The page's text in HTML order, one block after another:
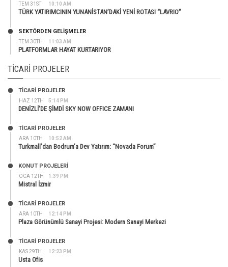
TEM 31ST 10:10 AM
TÜRK YATIRIMCININ YUNANİSTAN’DAKİ YENİ ROTASI “LAVRIO”
TEM 30TH 11:03 AM
SEKTÖRDEN GELIŞMELER
PLATFORMLAR HAYAT KURTARIYOR
TICARI PROJELER
HAZ 12TH 5:14 PM
TİCARİ PROJELER
DENİZLİ’DE ŞİMDİ SKY NOW OFFICE ZAMANI
ARA 10TH 10:52 AM
TİCARİ PROJELER
Turkmall’dan Bodrum’a Dev Yatırım: “Novada Forum”
OCA 12TH 1:39 PM
KONUT PROJELERI
Mistral İzmir
ARA 10TH 12:14 PM
TİCARİ PROJELER
Plaza Görünümlü Sanayi Projesi: Modern Sanayi Merkezi
KAS 29TH 12:23 PM
TİCARİ PROJELER
Usta Ofis